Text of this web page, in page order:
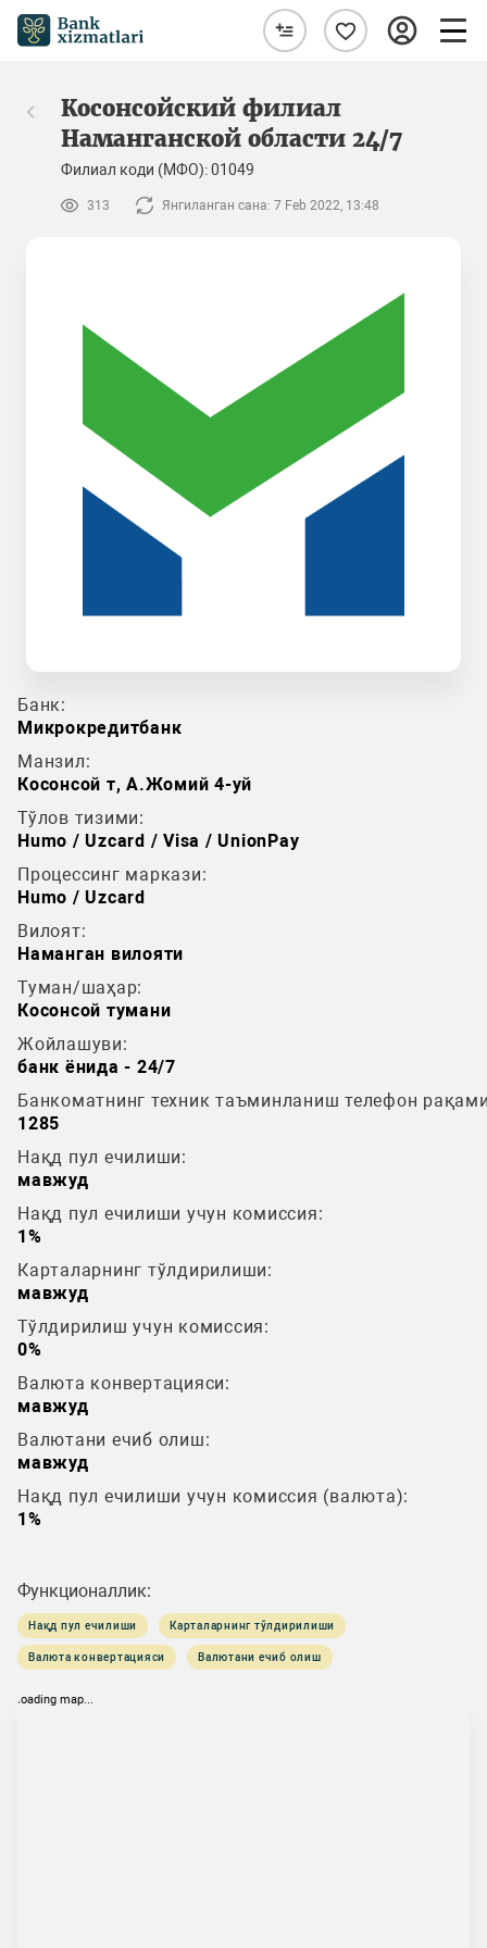
Косонсойский филиал
Наманганской области 24/7
Филиал коди (МФО): 01049
313 Янгиланган сана: 7 Feb 2022, 13:48
Банк:
Микрокредитбанк
Манзил:
Косонсой т, А.Жомий 4-уй
Тўлов тизими:
Humo / Uzcard / Visa / UnionPay
Процессинг маркази:
Humo / Uzcard
Вилоят:
Наманган вилояти
Туман/шаҳар:
Косонсой тумани
Жойлашуви:
банк ёнида - 24/7
Банкоматнинг техник таъминланиш телефон
1285
Нақд пул ечилиши:
мавжуд
Нақд пул ечилиши учун комиссия:
1%
Карталарнинг тўлдирилиши:
мавжуд
Тўлдирилиш учун комиссия:
0%
Валюта конвертацияси:
мавжуд
Валютани ечиб олиш:
мавжуд
Нақд пул ечилиши учун комиссия (валюта):
1%
Функционаллик:
Нақд пул ечилиши Карталарнинг тўлдирилиши
Валюта конвертацияси Валютани ечиб олиш
loading map...